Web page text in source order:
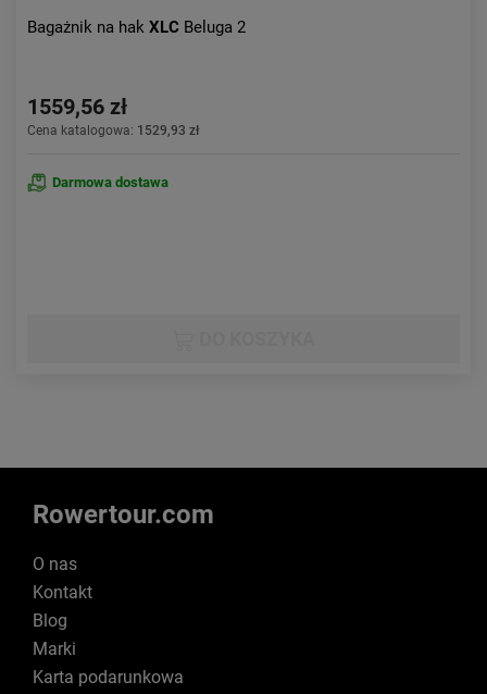
Bagażnik na hak XLC Beluga 2
1559,56 zł
Cena katalogowa: 1529,93 zł
Darmowa dostawa
Rowertour.com
O nas
Kontakt
Blog
Marki
Karta podarunkowa